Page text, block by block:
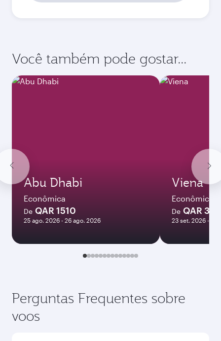
Você também pode gostar...
Abu Dhabi
Econômica
De QAR 1510
25 ago. 2026 - 26 ago. 2026
Viena
Econômica
De QAR
23 set. 2026 - 30
Perguntas Frequentes sobre
voos